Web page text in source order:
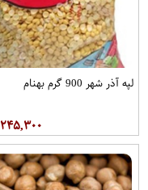
لپه آذر شهر 900 گرم بهنام
۲۴۵,۳۰۰